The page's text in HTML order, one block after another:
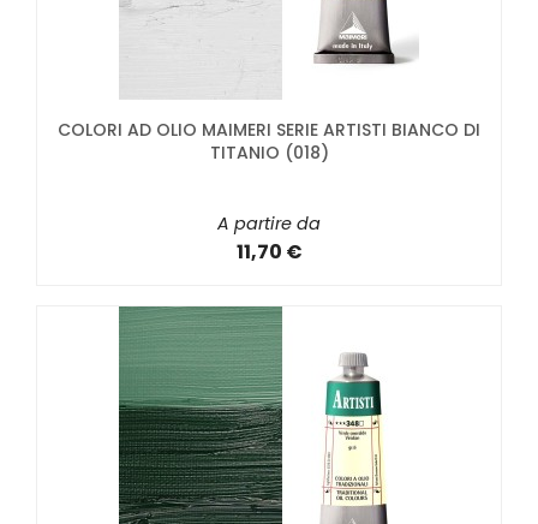
COLORI AD OLIO MAIMERI SERIE ARTISTI BIANCO DI
TITANIO (018)
A partire da
11,70 €